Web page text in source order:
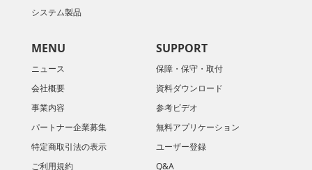
システム製品
MENU
ニュース
会社概要
​事業内容
パートナー企業募集
特定商取引法の表示
ご利用規約
SUPPORT
保障・保守・取付
資料ダウンロード
参考ビデオ
無料アプリケーション
ユーザー登録
Q&A